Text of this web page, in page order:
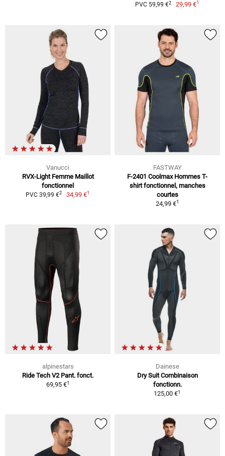
PVC 59,99 €2 29,99 €1
Vanucci
RVX-Light Femme Maillot
fonctionnel
PVC 39,99 €2 34,99 €1
FASTWAY
F-2401 Coolmax Hommes T-
shirt fonctionnel, manches
courtes
24,99 €1
alpinestars
Ride Tech V2 Pant. fonct.
69,95 €1
Dainese
Dry Suit Combinaison
fonctionn.
125,00 €1